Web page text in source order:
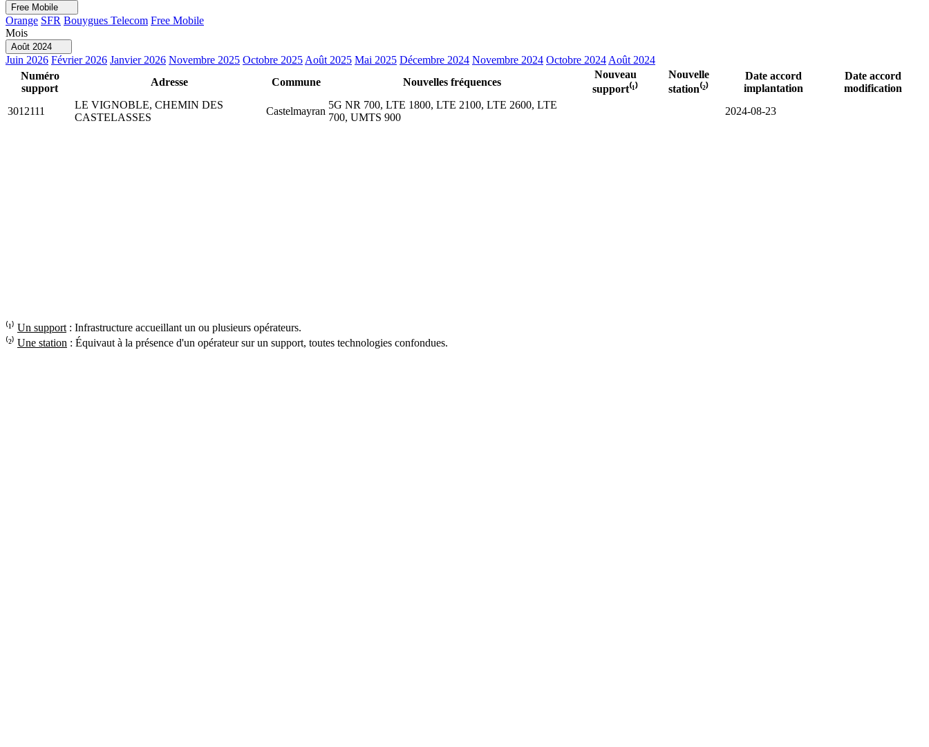
Free Mobile
Orange SFR Bouygues Telecom Free Mobile
Mois
Août 2024
Juin 2026 Février 2026 Janvier 2026 Novembre 2025 Octobre 2025 Août 2025 Mai 2025 Décembre 2024 Novembre 2024 Octobre 2024 Août 2024
Numéro
support
Adresse Commune Nouvelles fréquences
Nouveau
support⁽¹⁾
Nouvelle
station⁽²⁾
Date accord
implantation
Date accord
modification
3012111
LE VIGNOBLE, CHEMIN DES
CASTELASSES
Castelmayran
5G NR 700, LTE 1800, LTE 2100, LTE 2600, LTE
700, UMTS 900
2024-08-23
⁽¹⁾ Un support : Infrastructure accueillant un ou plusieurs opérateurs.
⁽²⁾ Une station : Équivaut à la présence d'un opérateur sur un support, toutes technologies confondues.